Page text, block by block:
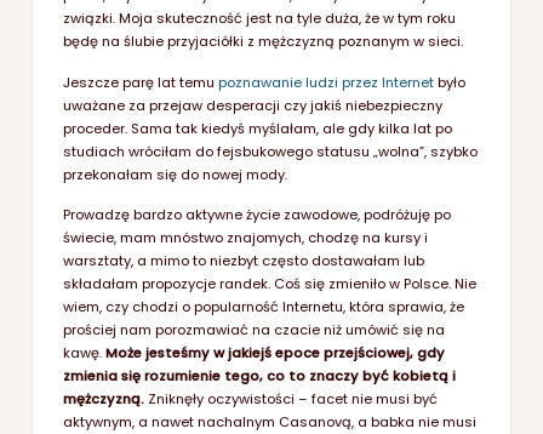
związki. Moja skuteczność jest na tyle duża, że w tym roku
będę na ślubie przyjaciółki z mężczyzną poznanym w sieci.
Jeszcze parę lat temu poznawanie ludzi przez Internetbyło
uważane za przejaw desperacji czy jakiś niebezpieczny
proceder. Sama tak kiedyś myślałam, ale gdy kilka lat po
studiach wróciłam do fejsbukowego statusu „wolna”, szybko
przekonałam się do nowej mody.
Prowadzę bardzo aktywne życie zawodowe, podróżuję po
świecie, mam mnóstwo znajomych, chodzę na kursy i
warsztaty, a mimo to niezbyt często dostawałam lub
składałam propozycje randek. Coś się zmieniło w Polsce. Nie
wiem, czy chodzi o popularność Internetu, która sprawia, że
prościej nam porozmawiać na czacie niż umówić się na
kawę.Może jesteśmy w jakiejś epoce przejściowej, gdy
zmienia się rozumienie tego, co to znaczy być kobietą i
mężczyzną.Zniknęły oczywistości – facet nie musi być
aktywnym, a nawet nachalnym Casanovą, a babka nie musi